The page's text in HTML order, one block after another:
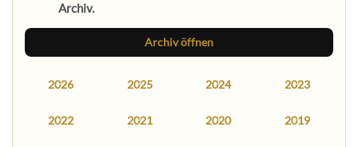
Archiv.
Archiv öffnen
2026 2025 2024 2023
2022 2021 2020 2019